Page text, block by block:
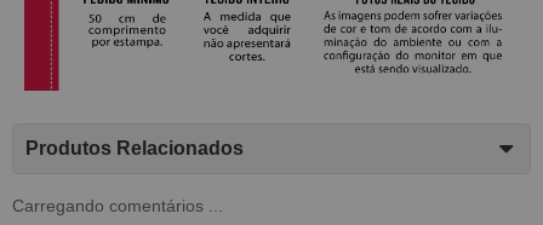
Produtos Relacionados
Carregando comentários ...